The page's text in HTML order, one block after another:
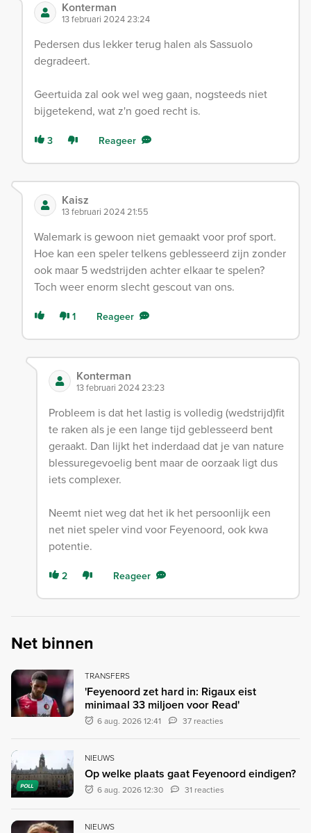
Konterman
13 februari 2024 23:24
Pedersen dus lekker terug halen als Sassuolo
degradeert.
Geertuida zal ook wel weg gaan, nogsteeds niet
bijgetekend, wat z'n goed recht is.
3 Reageer
Kaisz
13 februari 2024 21:55
Walemark is gewoon niet gemaakt voor prof sport.
Hoe kan een speler telkens geblesseerd zijn zonder
ook maar 5 wedstrijden achter elkaar te spelen?
Toch weer enorm slecht gescout van ons.
1 Reageer
Konterman
13 februari 2024 23:23
Probleem is dat het lastig is volledig (wedstrijd)fit
te raken als je een lange tijd geblesseerd bent
geraakt. Dan lijkt het inderdaad dat je van nature
blessuregevoelig bent maar de oorzaak ligt dus
iets complexer.
Neemt niet weg dat het ik het persoonlijk een
net niet speler vind voor Feyenoord, ook kwa
potentie.
2 Reageer
Net binnen
TRANSFERS
'Feyenoord zet hard in: Rigaux eist
minimaal 33 miljoen voor Read'
6 aug. 2026 12:41 37 reacties
POLL
NIEUWS
Op welke plaats gaat Feyenoord eindigen?
6 aug. 2026 12:30 31 reacties
NIEUWS